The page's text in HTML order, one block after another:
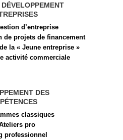
d’entreprise
de projets de financement​
la « Jeune entreprise »
activité commerciale
DES
classiques
pro
professionnel